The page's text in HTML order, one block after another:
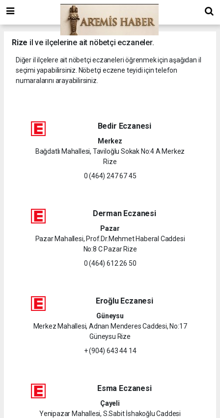
Rize il ve ilçelerine ait nöbetçi eczaneler.
Diğer il ilçelere ait nöbetçi eczaneleri öğrenmek için aşağıdan il
seçimi yapabilirsiniz. Nöbetçi eczene teyidi için telefon
numaralarını arayabilirsiniz.
Bedir Eczanesi
Merkez
Bağdatlı Mahallesi, Taviloğlu Sokak No:4 A Merkez
Rize
0 (464) 247 67 45
Derman Eczanesi
Pazar
Pazar Mahallesi, Prof.Dr.Mehmet Haberal Caddesi
No:8 C Pazar Rize
0 (464) 612 26 50
Eroğlu Eczanesi
Güneysu
Merkez Mahallesi, Adnan Menderes Caddesi, No:17
Güneysu Rize
+ (904) 643 44 14
Esma Eczanesi
Çayeli
Yenipazar Mahallesi, S.Sabit İshakoğlu Caddesi